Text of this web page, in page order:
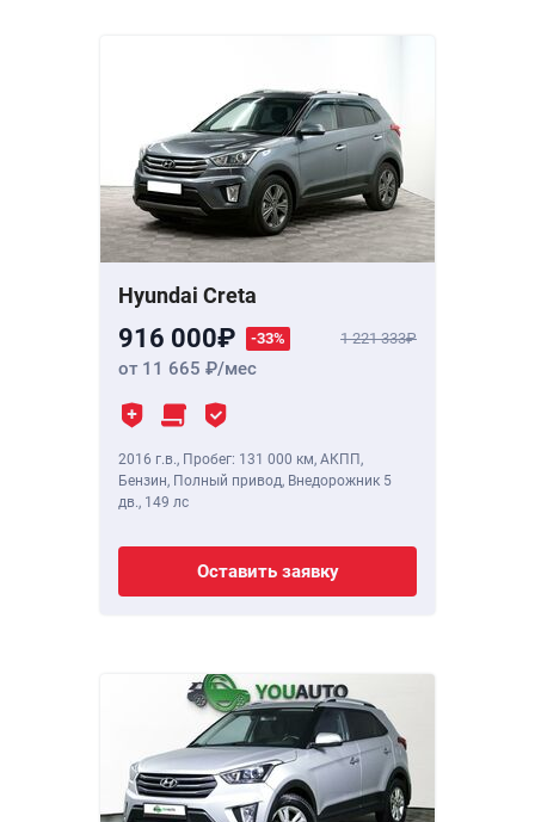
Hyundai Creta
916 000 -33% 1 221 333
от 11 665 /мес
2016 г.в., Пробег: 131 000 км, АКПП,
Бензин, Полный привод, Внедорожник 5
дв., 149 лс
Оставить заявку